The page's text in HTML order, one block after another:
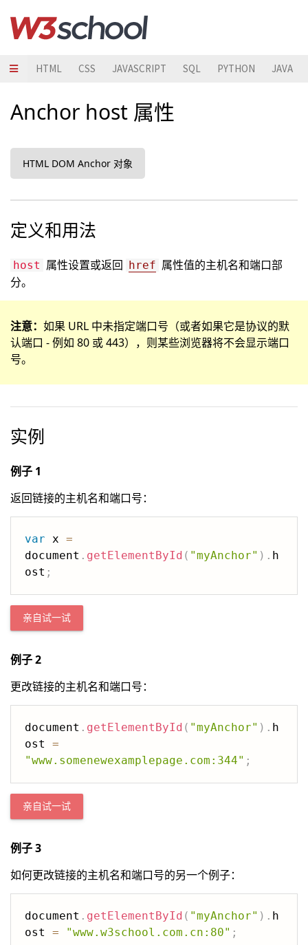
HTML CSS JAVASCRIPT SQL PYTHON JAVA
Anchor host 属性
HTML DOM Anchor 对象
定义和用法
host 属性设置或返回 href 属性值的主机名和端口部
分。
注意： 如果 URL 中未指定端口号（或者如果它是协议的默
认端口 - 例如 80 或 443），则某些浏览器将不会显示端口
号。
实例
例子 1
返回链接的主机名和端口号：
var x =
document . getElementById ( "myAnchor" ) . h
ost ;
亲自试一试
例子 2
更改链接的主机名和端口号：
document . getElementById ( "myAnchor" ) . h
ost =
"www.somenewexamplepage.com:344" ;
亲自试一试
例子 3
如何更改链接的主机名和端口号的另一个例子：
document . getElementById ( "myAnchor" ) . h
ost = "www.w3school.com.cn:80" ;